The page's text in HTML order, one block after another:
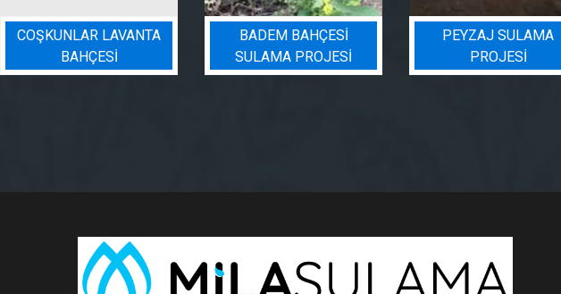
BADEM BAHÇESI
SULAMA PROJESI
PEYZAJ SULAMA
PROJESI
VILLA SULAMA
PROJESI